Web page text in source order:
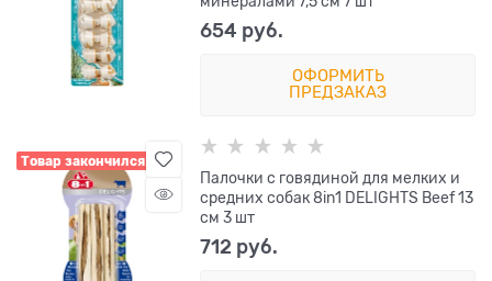
654 руб.
ОФОРМИТЬ
ПРЕДЗАКАЗ
Товар закончился
Палочки с говядиной для мелких и
средних собак 8in1 DELIGHTS Beef 13
см 3 шт
712 руб.